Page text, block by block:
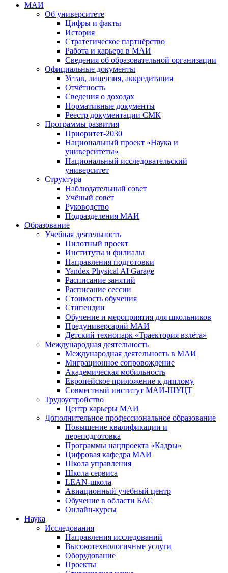
МАИ
Об университете
Цифры и факты
История
Стратегическое партнёрство
Работа и карьера в МАИ
Сведения об образовательной организации
Официальные документы
Устав, лицензия, аккредитация
Отчётность
Сведения о доходах
Нормативные документы
Реестр документации СМК
Программы развития
Приоритет-2030
Национальный проект «Наука и
университеты»
Национальный исследовательский
университет
Структура
Наблюдательный совет
Учёный совет
Руководство
Подразделения МАИ
Образование
Учебная деятельность
Пилотный проект
Институты и филиалы
Направления подготовки
Yandex Physical AI Garage
Расписание занятий
Расписание сессии
Стоимость обучения
Стипендии
Обучение и мероприятия для школьников
Предуниверсарий МАИ
Детский технопарк «Траектория взлёта»
Международная деятельность
Международная деятельность в МАИ
Миграционное сопровождение
Академическая мобильность
Европейское приложение к диплому
Совместный институт МАИ-ШУЦТ
Трудоустройство
Центр карьеры МАИ
Дополнительное профессиональное образование
Повышение квалификации и
переподготовка
Программы нацпроекта «Кадры»
Цифровая кафедра МАИ
Школа управления
Школа сервиса
LEAN-школа
Авиационный учебный центр
Обучение в области БАС
Онлайн-курсы
Наука
Исследования
Направления исследований
Высокотехнологичные услуги
Оборудование
Проекты